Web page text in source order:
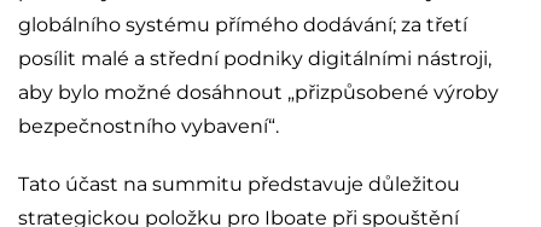
globálního systému přímého dodávání; za třetí
posílit malé a střední podniky digitálními nástroji,
aby bylo možné dosáhnout „přizpůsobené výroby
bezpečnostního vybavení“.
Tato účast na summitu představuje důležitou
strategickou položku pro Iboate při spouštění